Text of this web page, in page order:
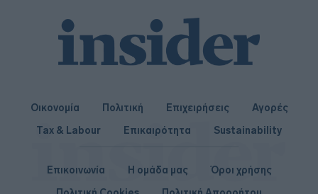
Οικονομία Πολιτική Επιχειρήσεις
Αγορές
Tax & Labour
Επικαιρότητα Sustainability
Επικοινωνία Η ομάδα μας
Όροι χρήσης